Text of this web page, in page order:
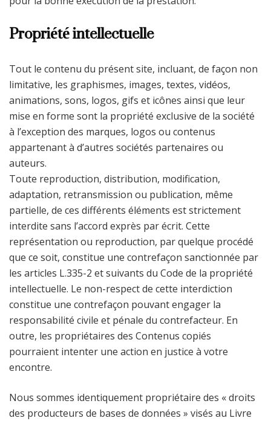
Propriété intellectuelle
Tout le contenu du présent site, incluant, de façon non
limitative, les graphismes, images, textes, vidéos,
animations, sons, logos, gifs et icônes ainsi que leur
mise en forme sont la propriété exclusive de la société
à l’exception des marques, logos ou contenus
appartenant à d’autres sociétés partenaires ou
auteurs.
Toute reproduction, distribution, modification,
adaptation, retransmission ou publication, même
partielle, de ces différents éléments est strictement
interdite sans l’accord exprès par écrit. Cette
représentation ou reproduction, par quelque procédé
que ce soit, constitue une contrefaçon sanctionnée par
les articles L.335-2 et suivants du Code de la propriété
intellectuelle. Le non-respect de cette interdiction
constitue une contrefaçon pouvant engager la
responsabilité civile et pénale du contrefacteur. En
outre, les propriétaires des Contenus copiés
pourraient intenter une action en justice à votre
encontre.
Nous sommes identiquement propriétaire des « droits
des producteurs de bases de données » visés au Livre